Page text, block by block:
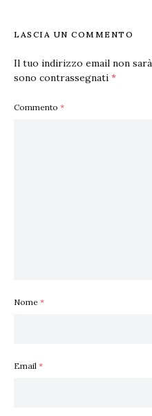
LASCIA UN COMMENTO
Il tuo indirizzo email non
sono contrassegnati *
Commento *
Nome *
Email *